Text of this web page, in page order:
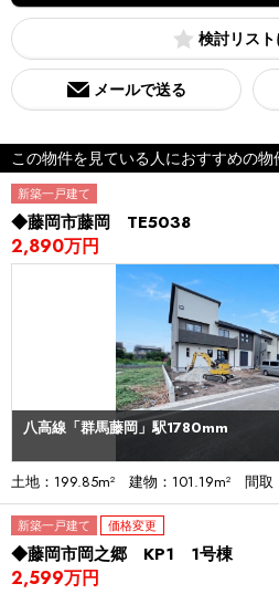
検討リスト
メールで送る
この物件を見ている人におすすめの物
新築一戸建て
◆藤岡市藤岡 TE5038
2,890万円
八高線「群馬藤岡」駅1780mm
土地：199.85m² 建物：101.19m² 間取
新築一戸建て 価格変更
◆藤岡市岡之郷 KP1 1号棟
2,599万円